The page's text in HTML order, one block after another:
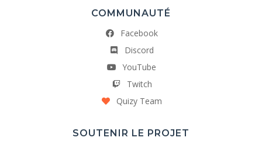
COMMUNAUTÉ
Facebook
Discord
YouTube
Twitch
Quizy Team
SOUTENIR LE PROJET